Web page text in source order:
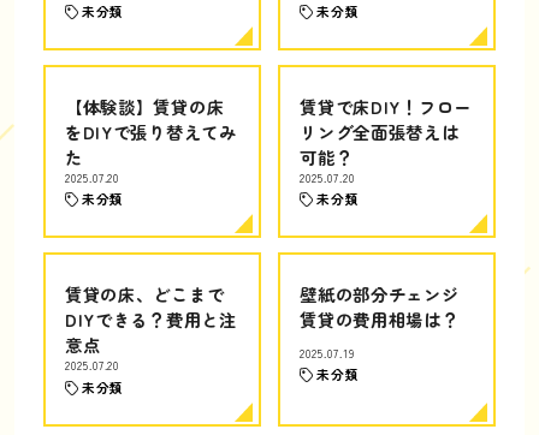
未分類 未分類
【体験談】賃貸の床
をDIYで張り替えてみ
た
2025.07.20
未分類
賃貸で床DIY！フロー
リング全面張替えは
可能？
2025.07.20
未分類
賃貸の床、どこまで
DIYできる？費用と注
意点
2025.07.20
未分類
壁紙の部分チェンジ
賃貸の費用相場は？
2025.07.19
未分類